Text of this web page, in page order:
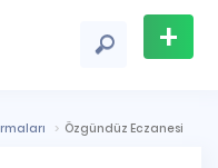
+
Ekle
Özgündüz Eczanesi